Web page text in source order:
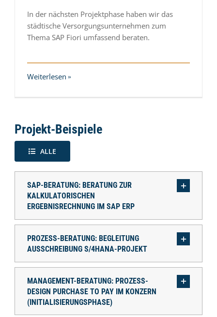
In der nächsten Projektphase haben wir das
städtische Versorgungsunternehmen zum
Thema SAP Fiori umfassend beraten.
Weiterlesen
Projekt-Beispiele
ALLE
SAP-BERATUNG: BERATUNG ZUR
KALKULATORISCHEN
ERGEBNISRECHNUNG IM SAP ERP
PROZESS-BERATUNG: BEGLEITUNG
AUSSCHREIBUNG S/4HANA-PROJEKT
MANAGEMENT-BERATUNG: PROZESS-
DESIGN PURCHASE TO PAY IM KONZERN
(INITIALISIERUNGSPHASE)